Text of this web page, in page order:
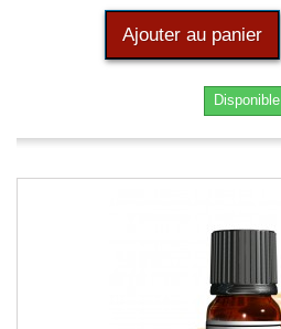
Ajouter au panier
Disponible